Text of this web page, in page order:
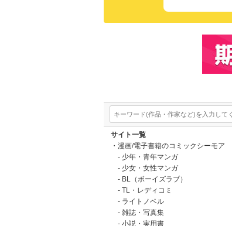
サイト一覧
漫画/電子書籍のコミックシーモア
少年・青年マンガ
少女・女性マンガ
BL（ボーイズラブ）
TL・レディコミ
ライトノベル
雑誌・写真集
小説・実用書